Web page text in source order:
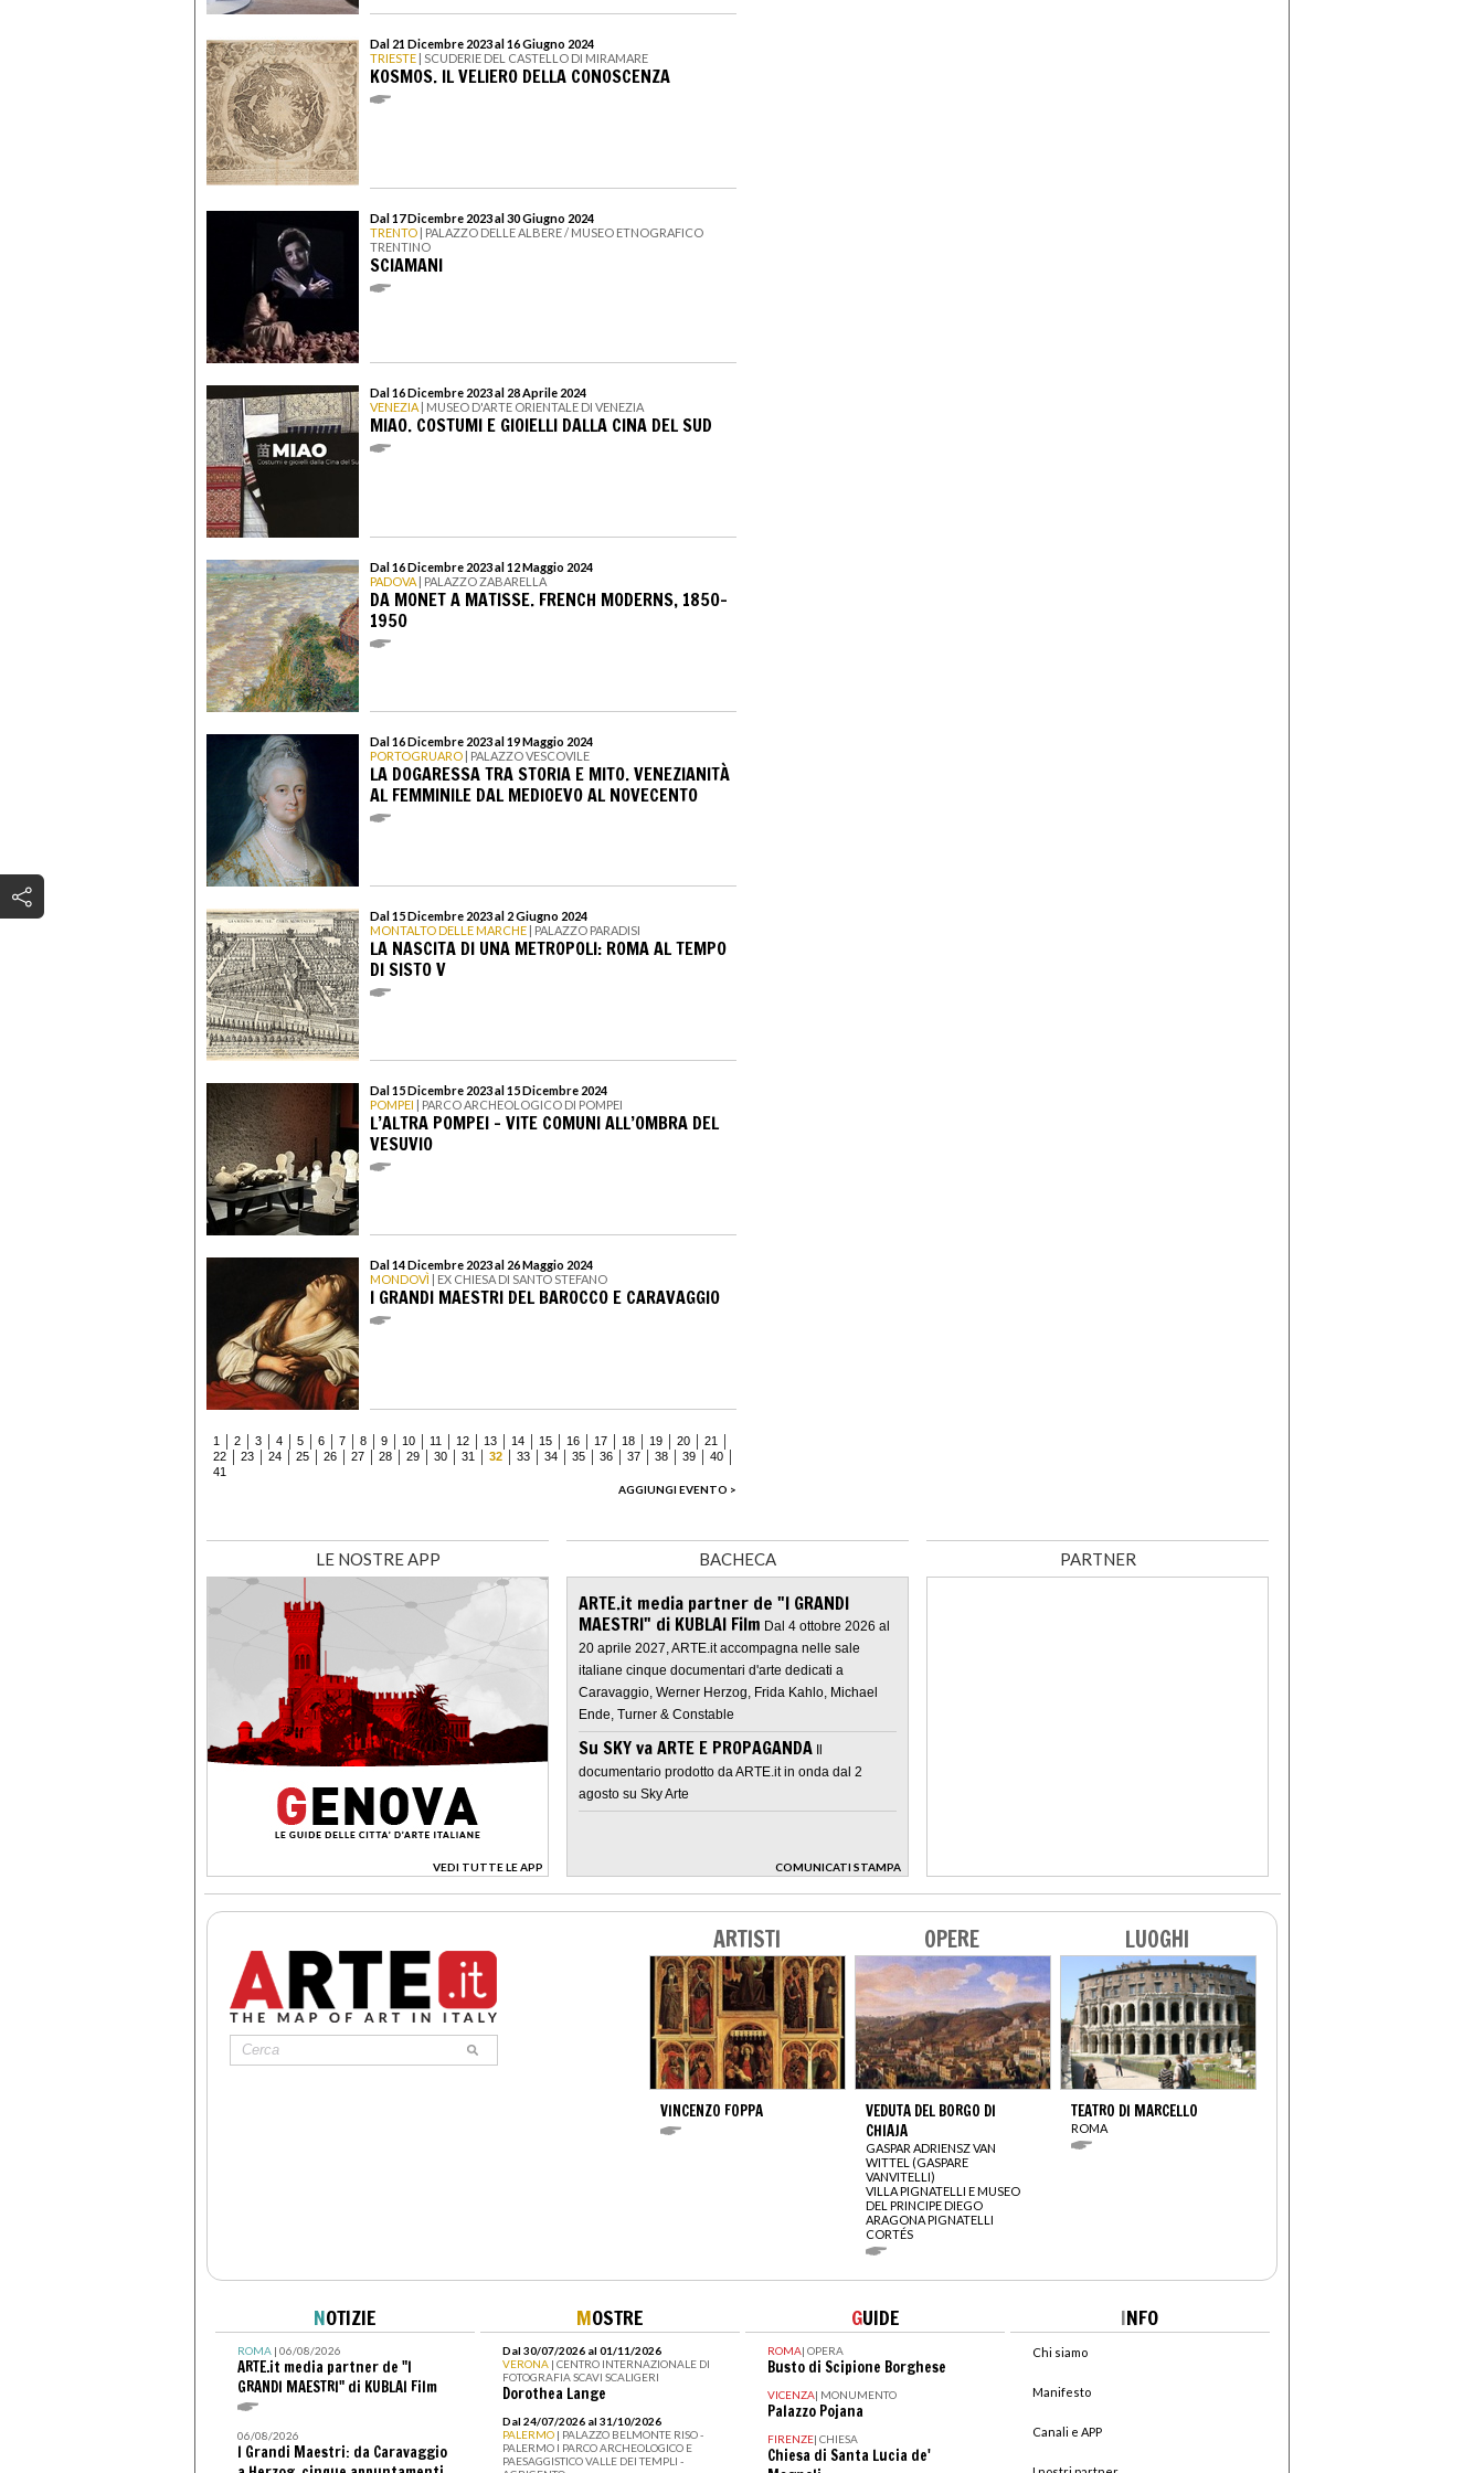
Dal 21 Dicembre 2023 al 16 Giugno 2024
TRIESTE | SCUDERIE DEL CASTELLO DI MIRAMARE
KOSMOS. IL VELIERO DELLA CONOSCENZA
Dal 17 Dicembre 2023 al 30 Giugno 2024
TRENTO | PALAZZO DELLE ALBERE / MUSEO ETNOGRAFICO
TRENTINO
SCIAMANI
Dal 16 Dicembre 2023 al 28 Aprile 2024
VENEZIA | MUSEO D'ARTE ORIENTALE DI VENEZIA
MIAO. COSTUMI E GIOIELLI DALLA CINA DEL SUD
Dal 16 Dicembre 2023 al 12 Maggio 2024
PADOVA | PALAZZO ZABARELLA
DA MONET A MATISSE. FRENCH MODERNS, 1850-
1950
Dal 16 Dicembre 2023 al 19 Maggio 2024
PORTOGRUARO | PALAZZO VESCOVILE
LA DOGARESSA TRA STORIA E MITO. VENEZIANITÀ
AL FEMMINILE DAL MEDIOEVO AL NOVECENTO
Dal 15 Dicembre 2023 al 2 Giugno 2024
MONTALTO DELLE MARCHE | PALAZZO PARADISI
LA NASCITA DI UNA METROPOLI: ROMA AL TEMPO
DI SISTO V
Dal 15 Dicembre 2023 al 15 Dicembre 2024
POMPEI | PARCO ARCHEOLOGICO DI POMPEI
L’ALTRA POMPEI – VITE COMUNI ALL’OMBRA DEL
VESUVIO
Dal 14 Dicembre 2023 al 26 Maggio 2024
MONDOVÌ | EX CHIESA DI SANTO STEFANO
I GRANDI MAESTRI DEL BAROCCO E CARAVAGGIO
1 2 3 4 5 6 7 8 9 10 11 12 13 14 15 16 17 18 19 20
21
22
23 24 25 26 27 28 29 30 31 32 33 34 35 36 37 38 39
40
41
AGGIUNGI EVENTO >
LE NOSTRE APP
VEDI TUTTE LE APP
>
BACHECA
ARTE.it media partner de "I GRANDI
MAESTRI" di KUBLAI Film Dal 4 ottobre 2026 al
20 aprile 2027, ARTE.it accompagna nelle sale
italiane cinque documentari d'arte dedicati a
Caravaggio, Werner Herzog, Frida Kahlo, Michael
Ende, Turner & Constable
Su SKY va ARTE E PROPAGANDA Il
documentario prodotto da ARTE.it in onda dal 2
agosto su Sky Arte
COMUNICATI STAMPA
>
PARTNER
ARTISTI
VINCENZO FOPPA
OPERE
VEDUTA DEL BORGO DI
CHIAJA
GASPAR ADRIENSZ VAN
WITTEL (GASPARE
VANVITELLI)
VILLA PIGNATELLI E MUSEO
DEL PRINCIPE DIEGO
ARAGONA PIGNATELLI
CORTÉS
LUOGHI
TEATRO DI MARCELLO
ROMA
NOTIZIE
ROMA| 06/08/2026
ARTE.it media partner de "I
GRANDI MAESTRI" di KUBLAI Film
06/08/2026
I Grandi Maestri: da Caravaggio
MOSTRE
Dal 30/07/2026 al 01/11/2026
VERONA | CENTRO INTERNAZIONALE DI
FOTOGRAFIA SCAVI SCALIGERI
Dorothea Lange
Dal 24/07/2026 al 31/10/2026
PALERMO | PALAZZO BELMONTE RISO -
PALERMO I PARCO ARCHEOLOGICO E
PAESAGGISTICO VALLE DEI TEMPLI -
GUIDE
ROMA| OPERA
Busto di Scipione Borghese
VICENZA| MONUMENTO
Palazzo Pojana
FIRENZE| CHIESA
Chiesa di Santa Lucia de'
INFO
Chi siamo
Manifesto
Canali e APP